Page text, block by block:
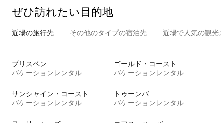
ぜひ訪⁠れ⁠た⁠い目⁠的⁠地
近場の旅行先 その他のタ⁠イ⁠プ⁠の宿⁠泊⁠先 近場で人気の観光
ブリスベン
バケーションレンタル
ゴールド・コースト
バケーションレンタル
サンシャイン・コースト
バケーションレンタル
トゥーンバ
バケーションレンタル